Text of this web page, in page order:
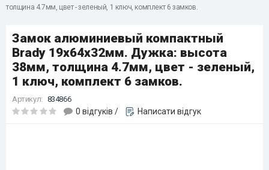
толщина 4.7мм, цвет - зеленый, 1 ключ, комплект 6 замков.
Замок алюминиевый компактный
Brady 19х64х32мм. Дужка: высота
38мм, толщина 4.7мм, цвет - зеленый,
1 ключ, комплект 6 замков.
Артикул: 834866
0 відгуків / Написати відгук